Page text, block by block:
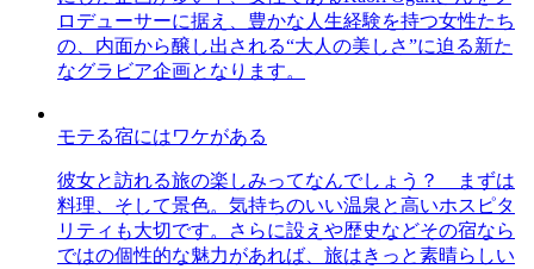
ロデューサーに据え、豊かな人生経験を持つ女性たち
の、内面から醸し出される“大人の美しさ”に迫る新た
なグラビア企画となります。
モテる宿にはワケがある
彼女と訪れる旅の楽しみってなんでしょう？ まずは
料理、そして景色。気持ちのいい温泉と高いホスピタ
リティも大切です。さらに設えや歴史などその宿なら
ではの個性的な魅力があれば、旅はきっと素晴らしい